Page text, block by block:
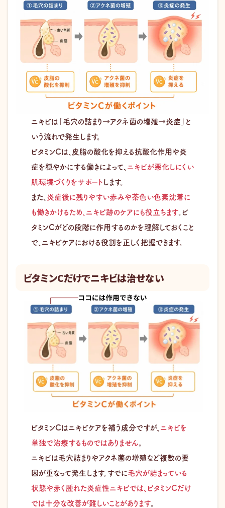
ニキビは「毛穴の詰まり→アクネ菌の増殖→炎症」と
いう流れで発生します。
ビタミンCは、皮脂の酸化を抑える抗酸化作用や炎
症を穏やかにする働きによって、 ニキビが悪化しにくい
肌環境づくりをサポート します。
また、 炎症後に残りやすい赤みや茶色い色素沈着に
も働きかけるため、ニキビ跡のケアにも役立ちます。ビ
タミンCがどの段階に作用するのかを理解しておくこと
で、ニキビケアにおける役割を正しく把握できます。
ビタミンCだけでニキビは治せない
ビタミンCはニキビケアを補う成分ですが、 ニキビを
単独で治療するものではありません。
ニキビは毛穴詰まりやアクネ菌の増殖など複数の要
因が重なって発生します。すでに毛穴が詰まっている
状態や赤く腫れた炎症性ニキビでは、ビタミンCだけ
では十分な改善が難しいことがあります。